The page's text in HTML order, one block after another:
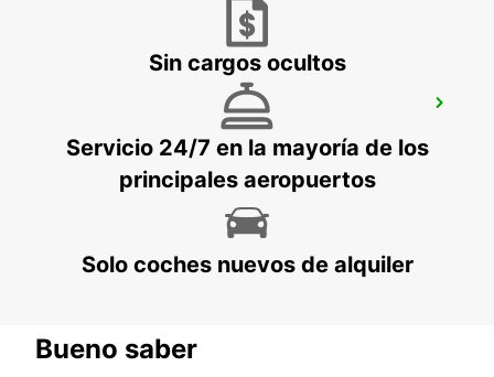
ALMERÍA ESTACIÓN CENTRAL
Sin cargos ocultos
Servicio 24/7 en la mayoría de los
principales aeropuertos
Solo coches nuevos de alquiler
Bueno saber